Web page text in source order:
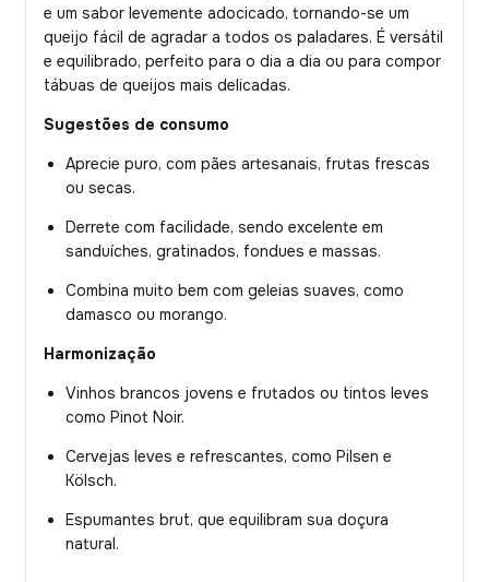
e um sabor levemente adocicado, tornando-se um
queijo fácil de agradar a todos os paladares. É versátil
e equilibrado, perfeito para o dia a dia ou para compor
tábuas de queijos mais delicadas.
Sugestões de consumo
Aprecie puro, com pães artesanais, frutas frescas
ou secas.
Derrete com facilidade, sendo excelente em
sanduíches, gratinados, fondues e massas.
Combina muito bem com geleias suaves, como
damasco ou morango.
Harmonização
Vinhos brancos jovens e frutados ou tintos leves
como Pinot Noir.
Cervejas leves e refrescantes, como Pilsen e
Kölsch.
Espumantes brut, que equilibram sua doçura
natural.